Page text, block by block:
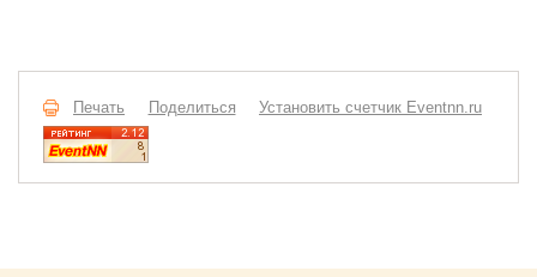
Печать Поделиться Установить счетчик Eventnn.ru